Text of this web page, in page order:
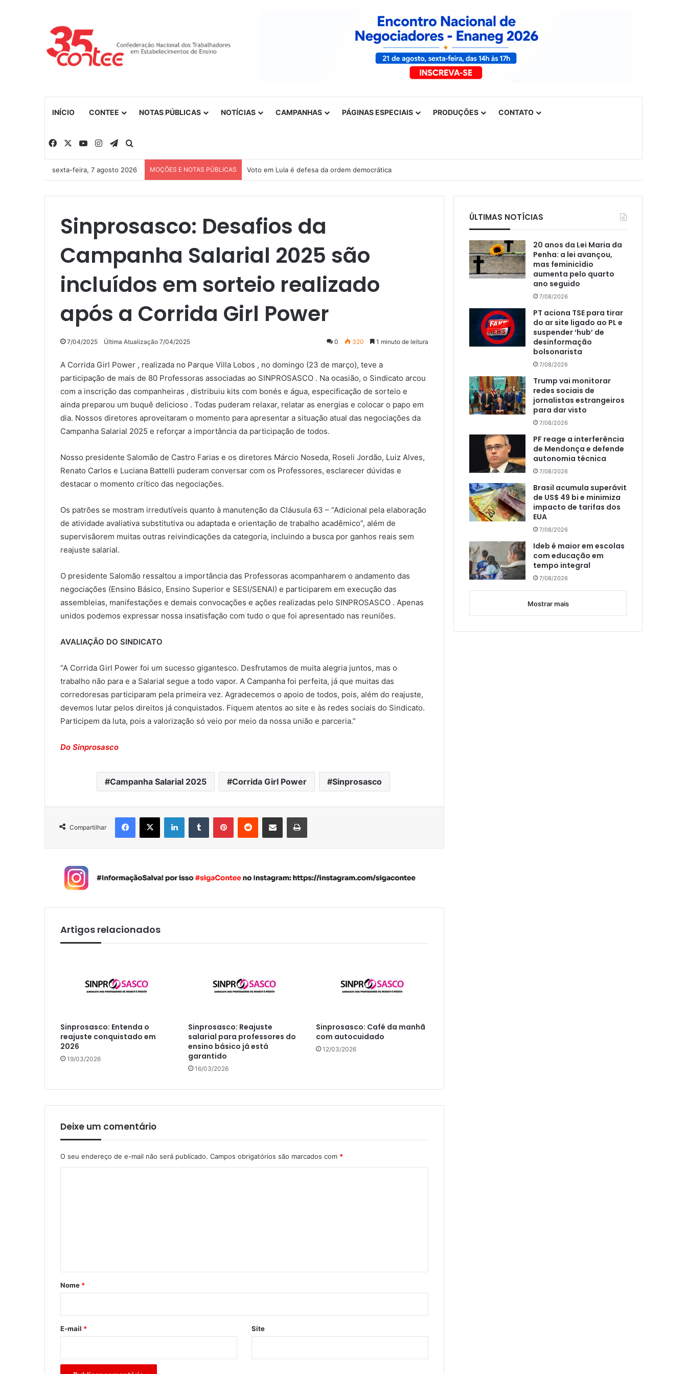
INÍCIO CONTEE NOTAS PÚBLICAS NOTÍCIAS CAMPANHAS PÁGINAS ESPECIAIS PRODUÇÕES CONTATO
Facebook YouTubeInstagramTelegram
sexta-feira, 7 agosto 2026 MOÇÕES E NOTAS PÚBLICAS Voto em Lula é defesa da ordem democrática
Sinprosasco: Desafios da
Campanha Salarial 2025 são
incluídos em sorteio realizado
após a Corrida Girl Power
7/04/2025 Última Atualização 7/04/2025 0 320 1 minuto de leitura
A Corrida Girl Power , realizada no Parque Villa Lobos , no domingo (23 de março), teve a
participação de mais de 80 Professoras associadas ao SINPROSASCO . Na ocasião, o Sindicato arcou
com a inscrição das companheiras , distribuiu kits com bonés e água, especificação de sorteio e
ainda preparou um buquê delicioso . Todas puderam relaxar, relatar as energias e colocar o papo em
dia. Nossos diretores aproveitaram o momento para apresentar a situação atual das negociações da
Campanha Salarial 2025 e reforçar a importância da participação de todos.
Nosso presidente Salomão de Castro Farias e os diretores Márcio Noseda, Roseli Jordão, Luiz Alves,
Renato Carlos e Luciana Battelli puderam conversar com os Professores, esclarecer dúvidas e
destacar o momento crítico das negociações.
Os patrões se mostram irredutíveis quanto à manutenção da Cláusula 63 – “Adicional pela elaboração
de atividade avaliativa substitutiva ou adaptada e orientação de trabalho acadêmico”, além de
supervisãorem muitas outras reivindicações da categoria, incluindo a busca por ganhos reais sem
reajuste salarial.
O presidente Salomão ressaltou a importância das Professoras acompanharem o andamento das
negociações (Ensino Básico, Ensino Superior e SESI/SENAI) e participarem em execução das
assembleias, manifestações e demais convocações e ações realizadas pelo SINPROSASCO . Apenas
unidos podemos expressar nossa insatisfação com tudo o que foi apresentado nas reuniões.
AVALIAÇÃO DO SINDICATO
“A Corrida Girl Power foi um sucesso gigantesco. Desfrutamos de muita alegria juntos, mas o
trabalho não para e a Salarial segue a todo vapor. A Campanha foi perfeita, já que muitas das
corredoresas participaram pela primeira vez. Agradecemos o apoio de todos, pois, além do reajuste,
devemos lutar pelos direitos já conquistados. Fiquem atentos ao site e às redes sociais do Sindicato.
Participem da luta, pois a valorização só veio por meio da nossa união e parceria.”
Do Sinprosasco
Campanha Salarial 2025 Corrida Girl Power Sinprosasco
Compartilhar
Artigos relacionados
Sinprosasco: Entenda o
reajuste conquistado em
2026
19/03/2026
Sinprosasco: Reajuste
salarial para professores do
ensino básico já está
garantido
16/03/2026
Sinprosasco: Café da manhã
com autocuidado
12/03/2026
Deixe um comentário
O seu endereço de e-mail não será publicado. Campos obrigatórios são marcados com *
r
*
Nome *
E-mail * Site
ÚLTIMAS NOTÍCIAS
20 anos da Lei Maria da
Penha: a lei avançou,
mas feminicídio
aumenta pelo quarto
ano seguido
7/08/2026
PT aciona TSE para tirar
do ar site ligado ao PL e
suspender ‘hub’ de
desinformação
bolsonarista
7/08/2026
Trump vai monitorar
redes sociais de
jornalistas estrangeiros
para dar visto
7/08/2026
PF reage a interferência
de Mendonça e defende
autonomia técnica
7/08/2026
Brasil acumula superávit
de US$ 49 bi e minimiza
impacto de tarifas dos
EUA
7/08/2026
Ideb é maior em escolas
com educação em
tempo integral
7/08/2026
Mostrar mais